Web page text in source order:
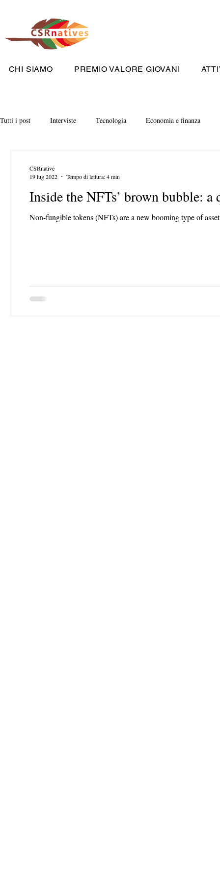
CHI SIAMO PREMIO VALORE GIOVANI
Tutti i post Interviste Tecnologia Economia e finanza
Inside the NFTs’ brown bubble:
Non-fungible tokens (NFTs) are a new booming type of
CSRnative
19 lug 2022
Tempo di lettura: 4 min